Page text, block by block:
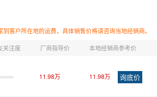
客户所在地的运费，具体销售价格请咨询当地经销商。
关注度 厂商指导价 本地经销商参考价
11.98万 11.98万
活」